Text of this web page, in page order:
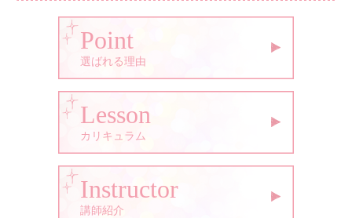
Point
選ばれる理由
Lesson
カリキュラム
Instructor
講師紹介